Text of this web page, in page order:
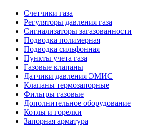
Счетчики газа
Регуляторы давления газа
Сигнализаторы загазованности
Подводка полимерная
Подводка сильфонная
Пункты учета газа
Газовые клапаны
Датчики давления ЭМИС
Клапаны термозапорные
Фильтры газовые
Дополнительное оборудование
Котлы и горелки
Запорная арматура